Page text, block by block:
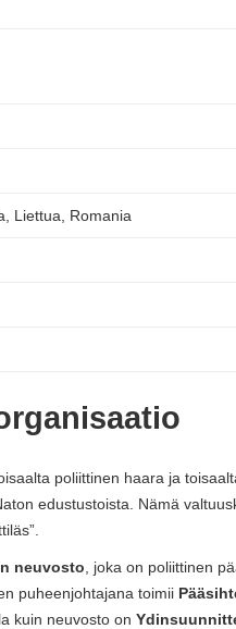
Liettua, Romania
poliittinen haara ja
edustustoista. Nämä
neuvosto , joka on poliittinen
puheenjohtajana toimii
kuin neuvosto on